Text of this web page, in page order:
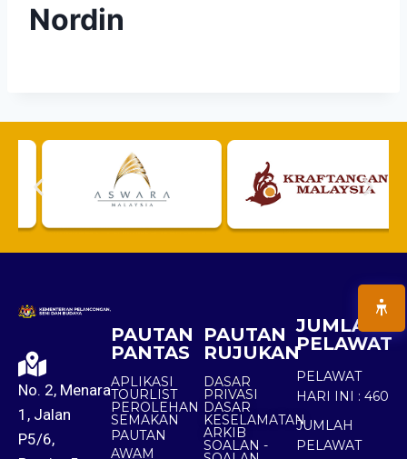
Nordin
No. 2, Menara
1, Jalan
P5/6,
PAUTAN
PANTAS
APLIKASI
TOURLIST
PEROLEHAN
SEMAKAN
PAUTAN
AWAM
PAUTAN
RUJUKAN
DASAR
PRIVASI
DASAR
KESELAMATAN
ARKIB
SOALAN -
JUMLAH
PELAWAT
PELAWAT
HARI INI : 460
JUMLAH
PELAWAT